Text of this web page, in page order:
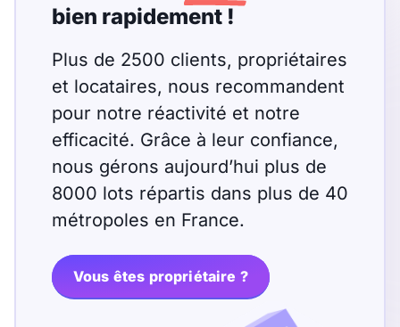
bien rapidement !
Plus de 2500 clients, propriétaires
et locataires, nous recommandent
pour notre réactivité et notre
efficacité. Grâce à leur confiance,
nous gérons aujourd’hui plus de
8000 lots répartis dans plus de 40
métropoles en France.
Vous êtes propriétaire ?